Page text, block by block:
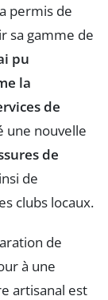
permis de
sa gamme de
pu
la
de
une nouvelle
de
de
clubs locaux.
de
à une
artisanal est